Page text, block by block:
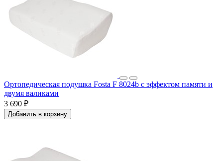
Ортопедическая подушка Fosta F 8024b с эффектом памяти и
двумя валиками
3 690 ₽
Добавить в корзину